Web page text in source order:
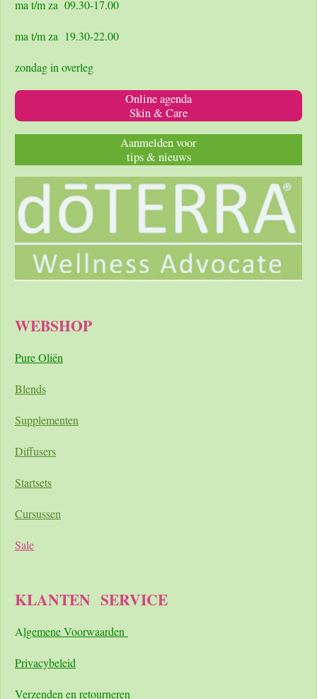
o
r
m
p
ma t/m za 09.30-17.00
ma t/m za 19.30-22.00
zondag in overleg
Online agenda
Skin & Care
Aanmelden voor
tips & nieuws
WEBSHOP
Pure Oliën
Blends
Supplementen
Diffusers
Startsets
Cursussen
Sale
KLANTEN SERVICE
Algemene Voorwaarden
Privacybeleid
Verzenden en retourneren